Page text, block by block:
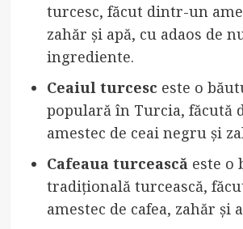
turcesc, făcut dintr-un
zahăr și apă, cu adaos de
ingrediente.
Ceaiul turcesc este o
populară în Turcia, făcută
amestec de ceai negru și
Cafeaua turceascăeste o
tradițională turcească,
amestec de cafea, zahăr și